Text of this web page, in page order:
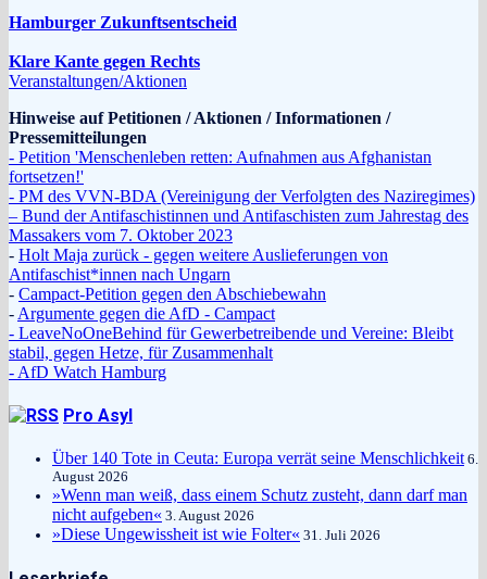
Hamburger Zukunftsentscheid
Klare Kante gegen Rechts
Veranstaltungen/Aktionen
Hinweise auf Petitionen / Aktionen / Informationen /
Pressemitteilungen
- Petition 'Menschenleben retten: Aufnahmen aus Afghanistan
fortsetzen!'
- PM des VVN-BDA (Vereinigung der Verfolgten des Naziregimes)
– Bund der Antifaschistinnen und Antifaschisten zum Jahrestag des
Massakers vom 7. Oktober 2023
- Holt Maja zurück - gegen weitere Auslieferungen von
Antifaschist*innen nach Ungarn
- Campact-Petition gegen den Abschiebewahn
- Argumente gegen die AfD - Campact
- LeaveNoOneBehind für Gewerbetreibende und Vereine: Bleibt
stabil, gegen Hetze, für Zusammenhalt
- AfD Watch Hamburg
Pro Asyl
Über 140 Tote in Ceuta: Europa verrät seine Menschlichkeit 6.
August 2026
»Wenn man weiß, dass einem Schutz zusteht, dann darf man
nicht aufgeben« 3. August 2026
»Diese Ungewissheit ist wie Folter« 31. Juli 2026